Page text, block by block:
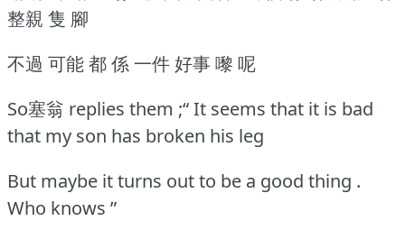
整親 隻 腳
不過 可能 都 係 一件 好事 嚟 呢
So塞翁 replies them ;“ It seems that it is bad
that my son has broken his leg
But maybe it turns out to be a good thing .
Who knows ”